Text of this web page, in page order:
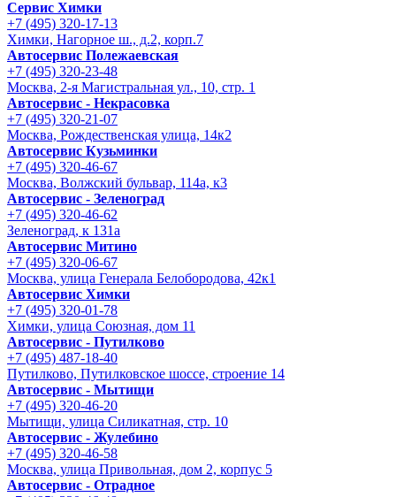
Сервис Химки
+7 (495) 320-17-13
Химки, Нагорное ш., д.2, корп.7
Автосервис Полежаевская
+7 (495) 320-23-48
Москва, 2-я Магистральная ул., 10, стр. 1
Автосервис - Некрасовка
+7 (495) 320-21-07
Москва, Рождественская улица, 14к2
Автосервис Кузьминки
+7 (495) 320-46-67
Москва, Волжский бульвар, 114а, к3
Автосервис - Зеленоград
+7 (495) 320-46-62
Зеленоград, к 131а
Автосервис Митино
+7 (495) 320-06-67
Москва, улица Генерала Белобородова, 42к1
Автосервис Химки
+7 (495) 320-01-78
Химки, улица Союзная, дом 11
Автосервис - Путилково
+7 (495) 487-18-40
Путилково, Путилковское шоссе, строение 14
Автосервис - Мытищи
+7 (495) 320-46-20
Мытищи, улица Силикатная, стр. 10
Автосервис - Жулебино
+7 (495) 320-46-58
Москва, улица Привольная, дом 2, корпус 5
Автосервис - Отрадное